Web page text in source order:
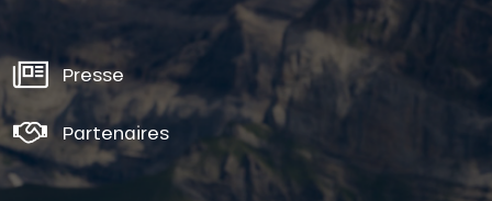
Presse
Partenaires